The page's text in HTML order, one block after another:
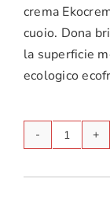
crema
cuoio. Dona
la superficie
ecologico